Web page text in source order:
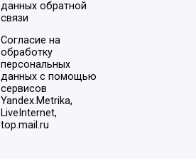
данных обратной
связи
Согласие на
обработку
персональных
данных с помощью
сервисов
Yandex.Metrika,
LiveInternet,
top.mail.ru